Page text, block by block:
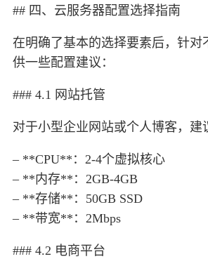
## 四、云服务器配置选择指南
在明确了基本的选择要素后，针对
供一些配置建议：
### 4.1 网站托管
对于小型企业网站或个人博客，建
– **CPU**：2-4个虚拟核心
– **内存**：2GB-4GB
– **存储**：50GB SSD
– **带宽**：2Mbps
### 4.2 电商平台